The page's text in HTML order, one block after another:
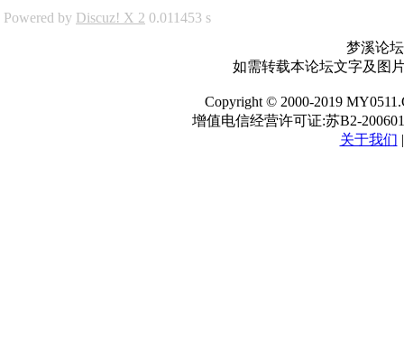
Powered by Discuz! X 2 0.011453 s
梦溪论
如需转载本论坛文字及图
Copyright © 2000-2019
增值电信经营许可证:苏B2-
关于我们